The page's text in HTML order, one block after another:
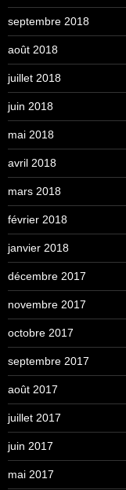
septembre 2018
août 2018
juillet 2018
juin 2018
mai 2018
avril 2018
mars 2018
février 2018
janvier 2018
décembre 2017
novembre 2017
octobre 2017
septembre 2017
août 2017
juillet 2017
juin 2017
mai 2017